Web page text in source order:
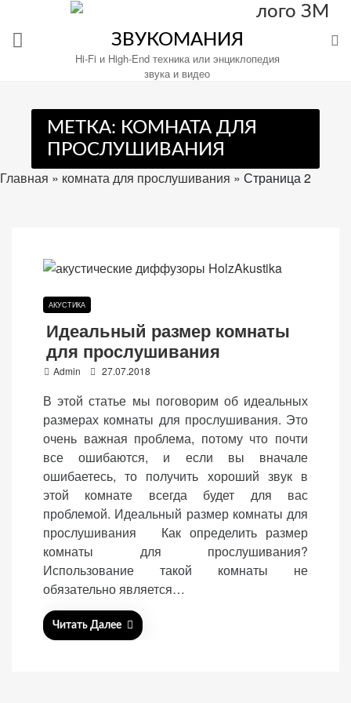
содержимому
ЗВУКОМАНИЯ
Hi-Fi и High-End техника или энциклопедия
звука и видео
МЕТКА: КОМНАТА ДЛЯ
ПРОСЛУШИВАНИЯ
Главная » комната для прослушивания » Страница 2
АКУСТИКА
Идеальный размер комнаты
для прослушивания
Admin
s
t
e
d
o
n
27.07.2018
В этой статье мы поговорим об идеальных
размерах комнаты для прослушивания. Это
очень важная проблема, потому что почти
все ошибаются, и если вы вначале
ошибаетесь, то получить хороший звук в
этой комнате всегда будет для вас
проблемой. Идеальный размер комнаты для
прослушивания Как определить размер
комнаты для прослушивания?
Использование такой комнаты не
обязательно является…
Читать Далее
«Принять
все»
«Настройки
cookie»
Настройте
файлы
cookie
для
Обязательные
(технические)
Необходимы для
работы сайта.
Сохраняют
настройки,